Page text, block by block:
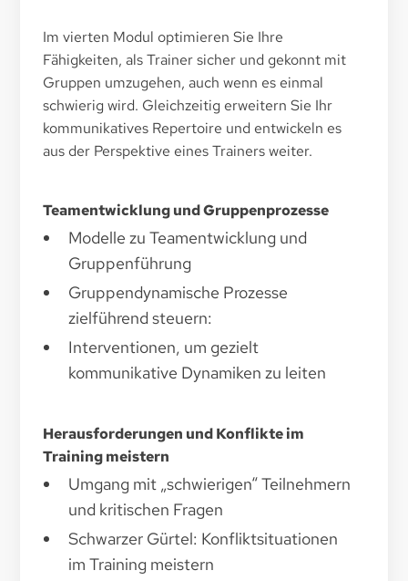
Im vierten Modul optimieren Sie Ihre
Fähigkeiten, als Trainer sicher und gekonnt mit
Gruppen umzugehen, auch wenn es einmal
schwierig wird. Gleichzeitig erweitern Sie Ihr
kommunikatives Repertoire und entwickeln es
aus der Perspektive eines Trainers weiter.
Teamentwicklung und Gruppenprozesse
Modelle zu Teamentwicklung und
Gruppenführung
Gruppendynamische Prozesse
zielführend steuern:
Interventionen, um gezielt
kommunikative Dynamiken zu leiten
Herausforderungen und Konflikte im
Training meistern
Umgang mit „schwierigen“ Teilnehmern
und kritischen Fragen
Schwarzer Gürtel: Konfliktsituationen
im Training meistern